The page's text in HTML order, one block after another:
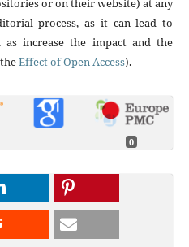
or on their website) at any
process, as it can lead to
as increase the impact and the
Effect of Open Access).
0